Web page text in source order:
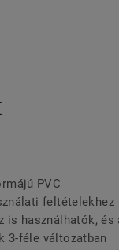
PVC
feltételekhez
is használhatók, és
3-féle változatban